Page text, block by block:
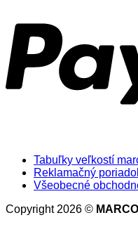
Tabuľky veľkostí
Reklamačný
Všeobecné
Copyright 2026 ©